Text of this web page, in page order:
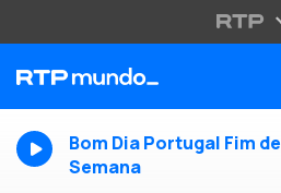
Bom Dia Portugal Fim de
Semana